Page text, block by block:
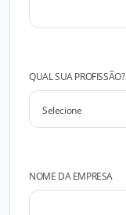
QUAL SUA PROFISSÃO?
NOME DA EMPRESA